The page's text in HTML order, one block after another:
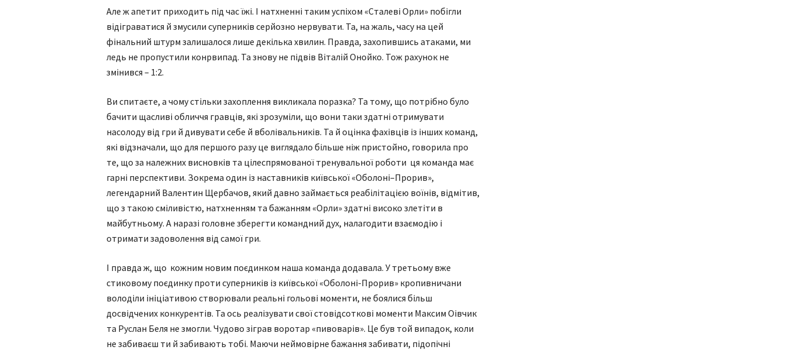
Але ж апетит приходить під час їжі. І натхненні таким успіхом «Сталеві Орли» побігли
відіграватися й змусили суперників серйозно нервувати. Та, на жаль, часу на цей
фінальний штурм залишалося лише декілька хвилин. Правда, захопившись атаками, ми
ледь не пропустили конрвипад. Та знову не підвів Віталій Онойко. Тож рахунок не
змінився – 1:2.
Ви спитаєте, а чому стільки захоплення викликала поразка? Та тому, що потрібно було
бачити щасливі обличчя гравців, які зрозуміли, що вони таки здатні отримувати
насолоду від гри й дивувати себе й вболівальників. Та й оцінка фахівців із інших команд,
які відзначали, що для першого разу це виглядало більше ніж пристойно, говорила про
те, що за належних висновків та цілеспрямованої тренувальної роботи ця команда має
гарні перспективи. Зокрема один із наставників київської «Оболоні–Прорив»,
легендарний Валентин Щербачов, який давно займається реабілітацією воїнів, відмітив,
що з такою сміливістю, натхненням та бажанням «Орли» здатні високо злетіти в
майбутньому. А наразі головне зберегти командний дух, налагодити взаємодію і
отримати задоволення від самої гри.
І правда ж, що кожним новим поєдинком наша команда додавала. У третьому вже
стиковому поєдинку проти суперників із київської «Оболоні-Прорив» кропивничани
володіли ініціативою створювали реальні гольові моменти, не боялися більш
досвідчених конкурентів. Та ось реалізувати свої стовідсоткові моменти Максим Оівчик
та Руслан Беля не змогли. Чудово зіграв воротар «пивоварів». Це був той випадок, коли
не забиваєш ти й забивають тобі. Маючи неймовірне бажання забивати, підопічні